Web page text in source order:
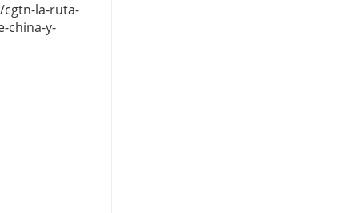
cgtn-la-ruta-
china-y-